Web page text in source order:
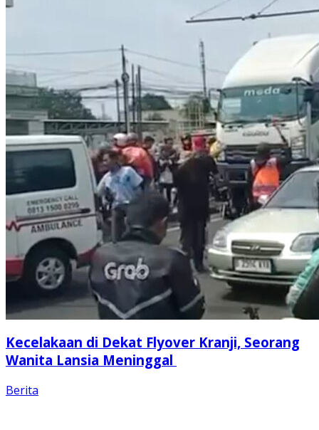
Kecelakaan di Dekat Flyover Kranji, Seorang
Wanita Lansia Meninggal
Berita